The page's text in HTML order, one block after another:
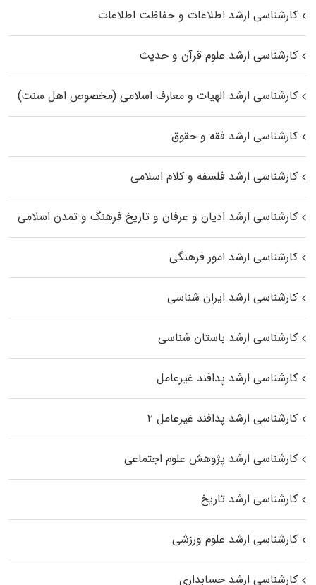
کارشناسی ارشد اطلاعات و حفاظت اطلاعات
کارشناسی ارشد علوم قرآن و حدیث
کارشناسی ارشد الهیات و معارف اسلامی (مخصوص اهل سنت)
کارشناسی ارشد فقه و حقوق
کارشناسی ارشد فلسفه و کلام اسلامی
کارشناسی ارشد ادیان و عرفان و تاریخ فرهنگ و تمدن اسلامی
کارشناسی ارشد امور فرهنگی
کارشناسی ارشد ایران شناسی
کارشناسی ارشد باستان شناسی
کارشناسی ارشد پدافند غیرعامل
کارشناسی ارشد پدافند غیرعامل ۲
کارشناسی ارشد پژوهش علوم اجتماعی
کارشناسی ارشد تاریخ
کارشناسی ارشد علوم ورزشی
کارشناسی ارشد حسابداری